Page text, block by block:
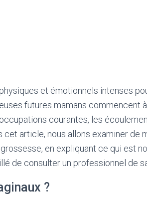
et émotionnels intenses
futures mamans commencent
courantes, les
article, nous allons examiner de
en expliquant ce qui est
de consulter un professionnel de
?